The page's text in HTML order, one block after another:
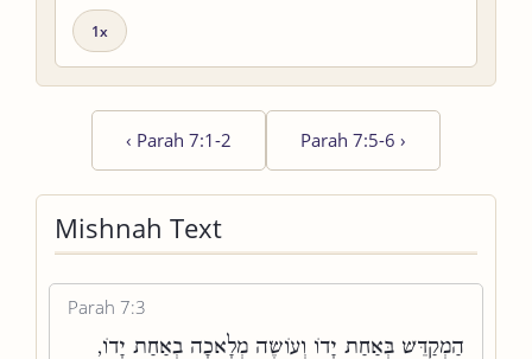
Playback
‹ Parah 7:1-2 Parah 7:5-6 ›
Mishnah Text
Parah 7:3
הַמְקַדֵּשׁ בְּאַחַת יָדוֹ וְעוֹשֶׂה מְלָאכָה בְאַחַת יָדוֹ,